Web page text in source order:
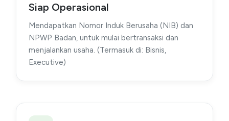
Siap Operasional
Mendapatkan Nomor Induk Berusaha (NIB) dan
NPWP Badan, untuk mulai bertransaksi dan
menjalankan usaha. (Termasuk di: Bisnis,
Executive)